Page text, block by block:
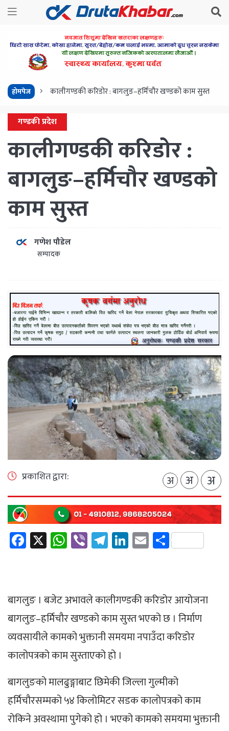
होमपेज कालीगण्डकी करिडोर : बागलुङ–हर्मिचौर खण्डको काम सुस्त
गण्डकी प्रदेश
कालीगण्डकी करिडोर :
बागलुङ–हर्मिचौर खण्डको
काम सुस्त
गणेश पौडेल
सम्पादक
प्रकाशित द्वारा: अ अ अ
Facebook
X WhatsApp
ViberTelegram
LinkedIn
EmailShare
बागलुङ । बजेट अभावले कालीगण्डकी करिडोर आयोजना
बागलुङ–हर्मिचौर खण्डको काम सुस्त भएको छ । निर्माण
व्यवसायीले कामको भुक्तानी समयमा नपाउँदा करिडोर
कालोपत्रको काम सुस्ताएको हो ।
बागलुङको मालढुङ्गाबाट छिमेकी जिल्ला गुल्मीको
हर्मिचौरसम्मको ५४ किलोमिटर सडक कालोपत्रको काम
रोकिने अवस्थामा पुगेको हो । भएको कामको समयमा भुक्तानी